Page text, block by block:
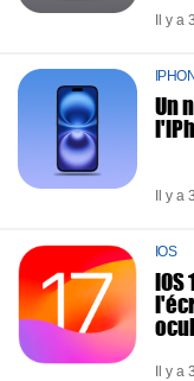
Il y a
Un
Il y a
IOS
Il y a